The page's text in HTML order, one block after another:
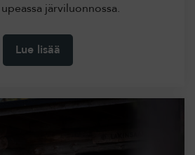
järviluonnossa.
Lue lisää